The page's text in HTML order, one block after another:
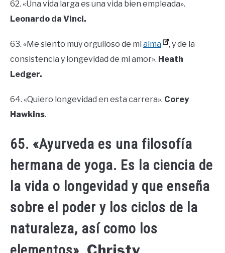
62. «Una vida larga es una vida bien empleada».
Leonardo da Vinci.
63. «Me siento muy orgulloso de mi alma
, y ​​de la
consistencia y longevidad de mi amor». Heath
Ledger.
64. «Quiero longevidad en esta carrera». Corey
Hawkins.
65. «Ayurveda es una filosofía
hermana de yoga. Es la ciencia de
la vida o longevidad y que enseña
sobre el poder y los ciclos de la
naturaleza, así como los